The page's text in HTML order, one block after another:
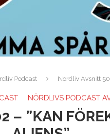
Podcast Nördliv Avsnitt
NÖRDLIVS PODCAST
– ”KAN